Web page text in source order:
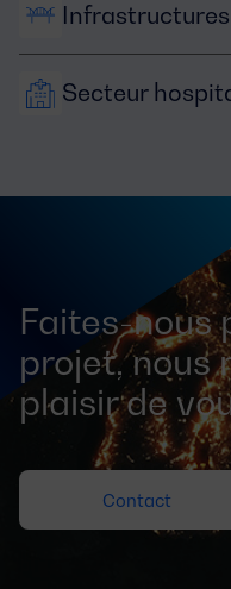
Infrastructures
Secteur
Faites-nous
projet, nous
plaisir de
Contact